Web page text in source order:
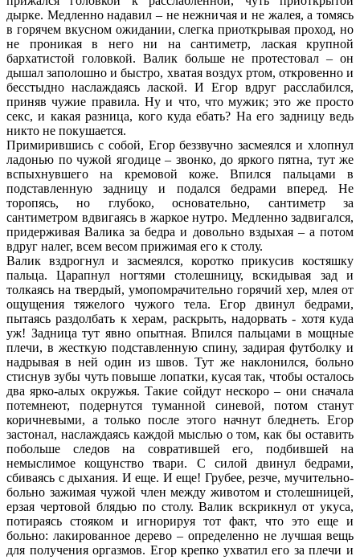
дырке. Медленно надавил – не нежничая и не жалея, а томясь
в горячем вкусном ожидании, слегка приоткрывая проход, но
не проникая в него ни на сантиметр, лаская крупной
бархатистой головкой. Валик больше не протестовал – он
дышал заполошно и быстро, хватая воздух ртом, откровенно и
бесстыдно наслаждаясь лаской. И Егор вдруг расслабился,
приняв чужие правила. Ну и что, что мужик; это же просто
секс, и какая разница, кого куда ебать? На его задницу ведь
никто не покушается.
Примирившись с собой, Егор беззвучно засмеялся и хлопнул
ладонью по чужой ягодице – звонко, до яркого пятна, тут же
вспыхнувшего на кремовой коже. Впился пальцами в
подставленную задницу и подался бедрами вперед. Не
торопясь, но глубоко, основательно, сантиметр за
сантиметром вдвигаясь в жаркое нутро. Медленно задвигался,
придерживая Валика за бедра и довольно вздыхая – а потом
вдруг налег, всем весом прижимая его к столу.
Валик вздрогнул и засмеялся, коротко прикусив костяшку
пальца. Царапнул ногтями столешницу, вскидывая зад и
толкаясь на твердый, умопомрачительно горячий хер, млея от
ощущения тяжелого чужого тела. Егор двинул бедрами,
пытаясь раздолбать к херам, раскрыть, надорвать - хотя куда
уж! Задница тут явно опытная. Впился пальцами в мощные
плечи, в жесткую подставленную спину, задирая футболку и
надрывая в ней один из швов. Тут же наклонился, больно
стиснув зубы чуть повыше лопатки, кусая так, чтобы осталось
два ярко-алых окружья. Такие сойдут нескоро – они сначала
потемнеют, подернутся туманной синевой, потом станут
коричневыми, а только после этого начнут бледнеть. Егор
застонал, наслаждаясь каждой мыслью о том, как бы оставить
побольше следов на совратившей его, подбившей на
немыслимое кощунство твари. С силой двинул бедрами,
сбиваясь с дыхания. И еще. И еще! Грубее, резче, мучительно-
больно зажимая чужой член между животом и столешницей,
ерзая чертовой блядью по столу. Валик вскрикнул от укуса,
потираясь стояком и игнорируя тот факт, что это еще и
больно: лакированное дерево – определенно не лучшая вещь
для получения оргазмов. Егор крепко ухватил его за плечи и